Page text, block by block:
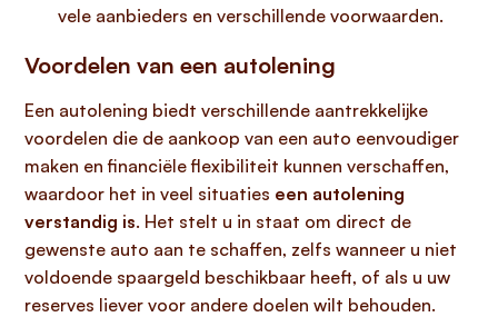
vele aanbieders en verschillende voorwaarden.
Voordelen van een autolening
Een autolening biedt verschillende aantrekkelijke
voordelen die de aankoop van een auto eenvoudiger
maken en financiële flexibiliteit kunnen verschaffen,
waardoor het in veel situaties een autolening
verstandig is. Het stelt u in staat om direct de
gewenste auto aan te schaffen, zelfs wanneer u niet
voldoende spaargeld beschikbaar heeft, of als u uw
reserves liever voor andere doelen wilt behouden.